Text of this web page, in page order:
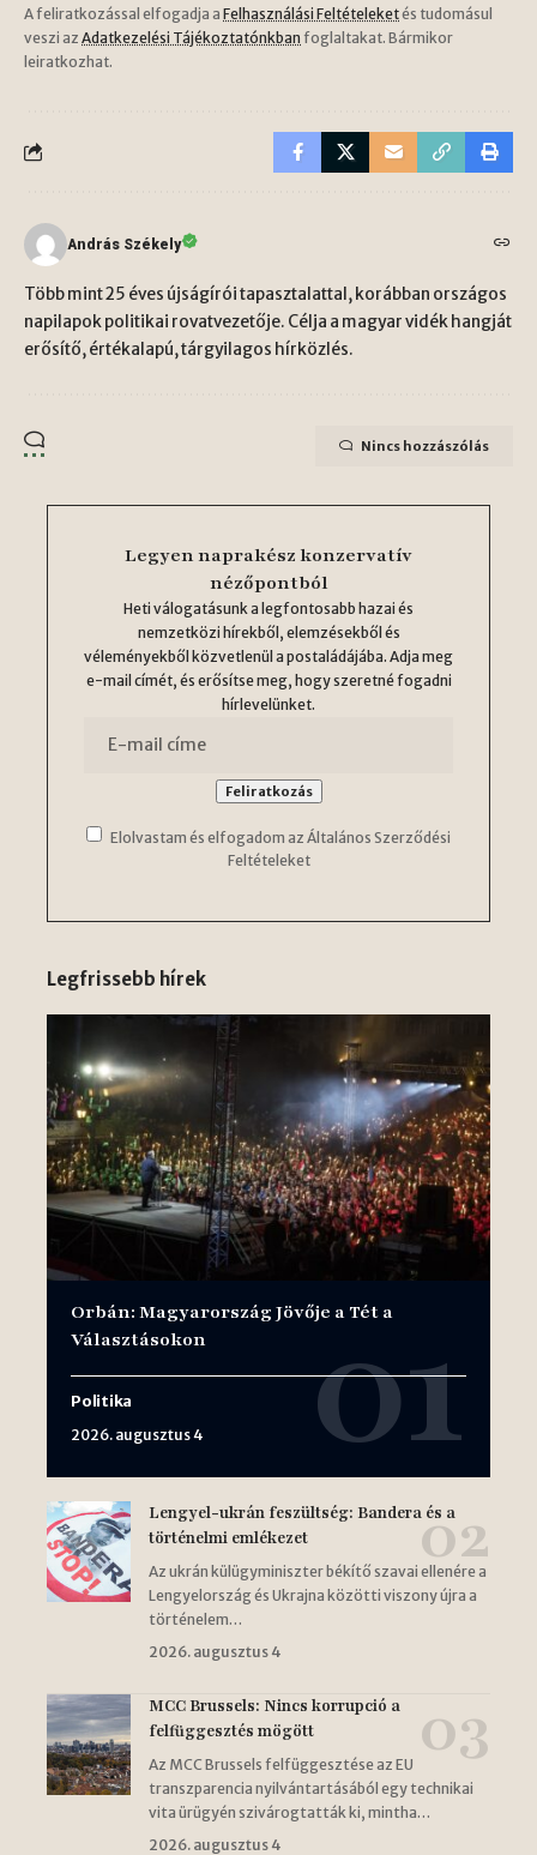
A feliratkozással elfogadja a Felhasználási Feltételeketés tudomásul
veszi az Adatkezelési Tájékoztatónkban foglaltakat. Bármikor
leiratkozhat.
András Székely
Több mint 25 éves újságírói tapasztalattal, korábban országos
napilapok politikai rovatvezetője. Célja a magyar vidék hangját
erősítő, értékalapú, tárgyilagos hírközlés.
Nincs hozzászólás
Legyen naprakész konzervatív
nézőpontból
Heti válogatásunk a legfontosabb hazai és
nemzetközi hírekből, elemzésekből és
véleményekből közvetlenül a postaládájába. Adja meg
e-mail címét, és erősítse meg, hogy szeretné fogadni
hírlevelünket.
Elolvastam és elfogadom az Általános Szerződési
Feltételeket
Legfrissebb hírek
Orbán: Magyarország Jövője a Tét a
Választásokon
Politika
2026. augusztus 4
Lengyel-ukrán feszültség: Bandera és a
történelmi emlékezet
Az ukrán külügyminiszter békítő szavai ellenére a
Lengyelország és Ukrajna közötti viszony újra a
történelem…
2026. augusztus 4
MCC Brussels: Nincs korrupció a
felfüggesztés mögött
Az MCC Brussels felfüggesztése az EU
transzparencia nyilvántartásából egy technikai
vita ürügyén szivárogtatták ki, mintha…
2026. augusztus 4